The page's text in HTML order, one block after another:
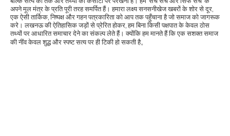
अपने मूल मंत्र के प्रति पूरी तरह समर्पित हैं। हमारा लक्ष्य सनसनीखेज खबरों के शोर से दूर,
एक ऐसी तार्किक, निष्पक्ष और गहन पत्रकारिता को आप तक पहुँचाना है जो समाज को जागरूक
करे। लखनऊ की ऐतिहासिक जड़ों से प्रेरित होकर, हम बिना किसी पक्षपात के केवल ठोस
तथ्यों पर आधारित समाचार देने का संकल्प लेते हैं। क्योंकि हम मानते हैं कि एक सशक्त समाज
की नींव केवल शुद्ध और स्पष्ट सत्य पर ही टिकी हो सकती है。